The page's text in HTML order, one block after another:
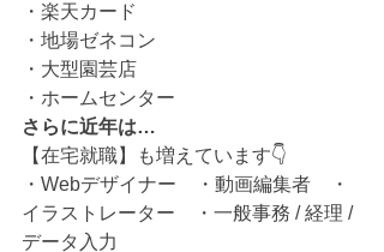
・楽天カード
・地場ゼネコン
・大型園芸店
・ホームセンター
さらに近年は…
【在宅就職】も増えています👇
・Webデザイナー　・動画編集者　・
イラストレーター　・一般事務 / 経理 /
データ入力